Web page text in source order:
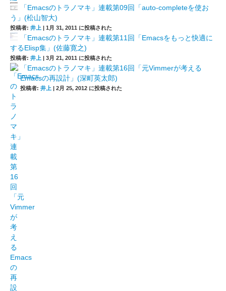
「Emacsのトラノマキ」連載第09回「auto-completeを使お
う」(松山智大)
投稿者: 井上 | 1月 31, 2011 に投稿された
「Emacsのトラノマキ」連載第11回「Emacsをもっと快適に
するElisp集」(佐藤寛之)
投稿者: 井上 | 3月 21, 2011 に投稿された
「Emacsのトラノマキ」連載第16回「元Vimmerが考える
Emacsの再設計」(深町英太郎)
投稿者: 井上 | 2月 25, 2012 に投稿された